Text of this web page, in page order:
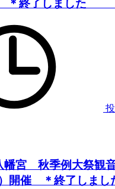
＊終了しま
幡宮 秋季例大祭観
開催 ＊終了しまし